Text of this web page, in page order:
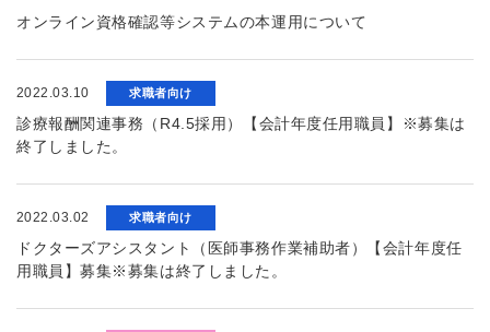
オンライン資格確認等システムの本運用について
2022.03.10 求職者向け
診療報酬関連事務（R4.5採用）【会計年度任用職員】※募集は
終了しました。
2022.03.02 求職者向け
ドクターズアシスタント（医師事務作業補助者）【会計年度任
用職員】募集※募集は終了しました。